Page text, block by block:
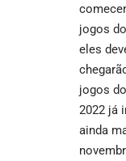
jogos
eles
jogos
2022 já
ainda